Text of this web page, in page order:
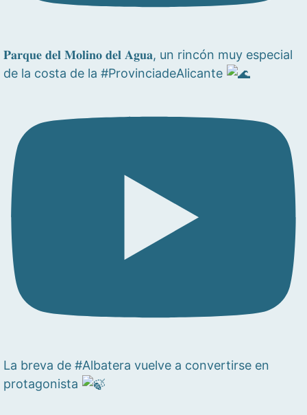
𝐏𝐚𝐫𝐪𝐮𝐞 𝐝𝐞𝐥 𝐌𝐨𝐥𝐢𝐧𝐨 𝐝𝐞𝐥 𝐀𝐠𝐮𝐚, un rincón muy especial
de la costa de la #ProvinciadeAlicante
La breva de #Albatera vuelve a convertirse en
protagonista